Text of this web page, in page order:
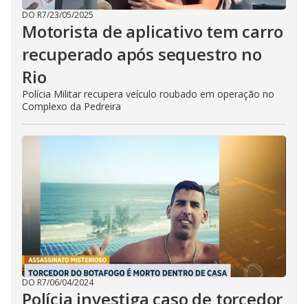
DO R7/23/05/2025
Motorista de aplicativo tem carro
recuperado após sequestro no
Rio
Polícia Militar recupera veículo roubado em operação no
Complexo da Pedreira
DO R7/06/04/2024
Polícia investiga caso de torcedor